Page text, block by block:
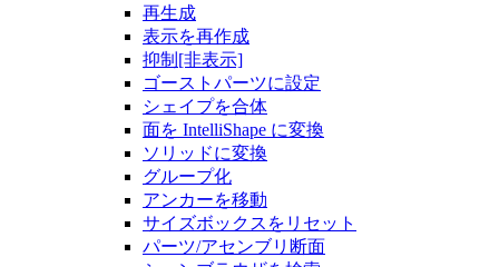
再生成
表示を再作成
抑制[非表示]
ゴーストパーツに設定
シェイプを合体
面を IntelliShape に変換
ソリッドに変換
グループ化
アンカーを移動
サイズボックスをリセット
パーツ/アセンブリ断面